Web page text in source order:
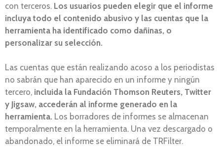
con terceros. Los usuarios pueden elegir que el informe
incluya todo el contenido abusivo y las cuentas que la
herramienta ha identificado como dañinas, o
personalizar su selección.
Las cuentas que están realizando acoso a los periodistas
no sabrán que han aparecido en un informe y ningún
tercero, incluida la Fundación Thomson Reuters, Twitter
y Jigsaw, accederán al informe generado en la
herramienta. Los borradores de informes se almacenan
temporalmente en la herramienta. Una vez descargado o
abandonado, el informe se eliminará de TRFilter.